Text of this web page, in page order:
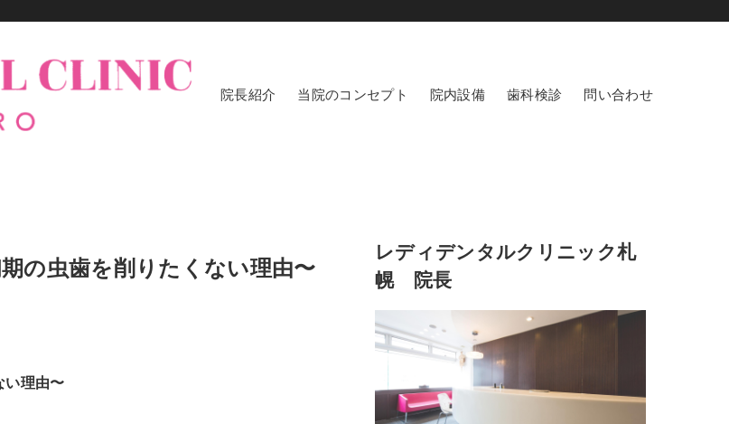
院長紹介 当院のコンセプト 院内設備 歯科検診 問い合わせ
の虫歯を削りたくない理由〜
い理由〜
レディデンタルクリニック札
幌 院長